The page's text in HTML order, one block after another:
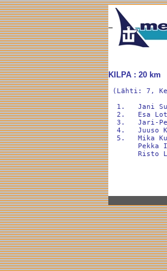
KILPA : 20 km
(Lähti: 7,
1.   Jani
2.   Esa
3.   Jari-
4.   Juuso
5.   Mika